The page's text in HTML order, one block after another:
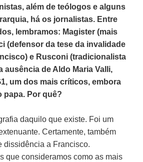
além de teólogos e alguns
há os jornalistas. Entre
lembramos: Magister (mais
(defensor da tese da invalidade
e Rusconi (tradicionalista
ausência de Aldo Maria Valli,
um dos mais críticos, embora
papa. Por quê?
daquilo que existe. Foi um
Certamente, também
dissidência a Francisco.
que consideramos como as mais